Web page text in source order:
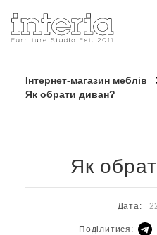
Інтернет-магазин меблів
Як обрати диван?
Як
Поділитися:
Дата: